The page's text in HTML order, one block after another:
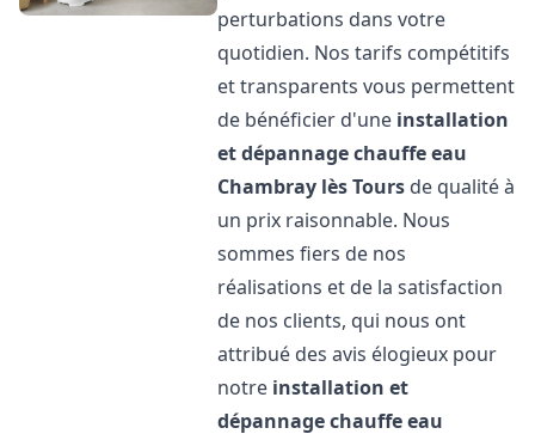
perturbations dans votre
quotidien. Nos tarifs compétitifs
et transparents vous permettent
de bénéficier d'une installation
et dépannage chauffe eau
Chambray lès Tours de qualité à
un prix raisonnable. Nous
sommes fiers de nos
réalisations et de la satisfaction
de nos clients, qui nous ont
attribué des avis élogieux pour
notre installation et
dépannage chauffe eau